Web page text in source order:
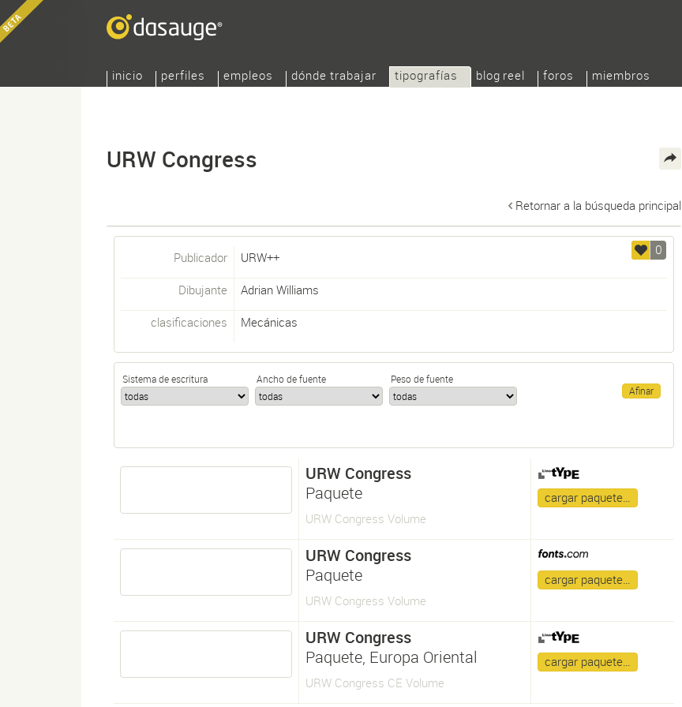
inicio perfiles empleos dónde trabajar tipografías blog reel foros miembros
URW Congress
Retornar a la búsqueda principal
0
Publicador URW++
Dibujante Adrian Williams
clasificaciones Mecánicas
Sistema de escritura Ancho de fuente Peso de fuente
URW Congress
Paquete
URW Congress Volume
cargar paquete…
URW Congress
Paquete
URW Congress Volume
cargar paquete…
URW Congress
Paquete, Europa Oriental
URW Congress CE Volume
cargar paquete…